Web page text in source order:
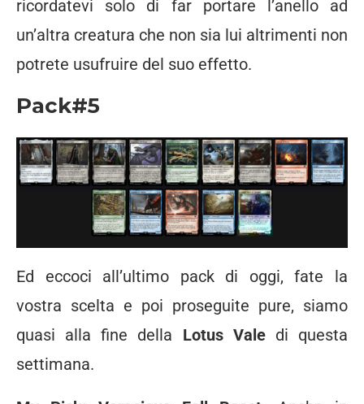
ricordatevi solo di far portare l’anello ad
un’altra creatura che non sia lui altrimenti non
potrete usufruire del suo effetto.
Pack#5
Ed eccoci all’ultimo pack di oggi, fate la
vostra scelta e poi proseguite pure, siamo
quasi alla fine della Lotus Valedi questa
settimana.